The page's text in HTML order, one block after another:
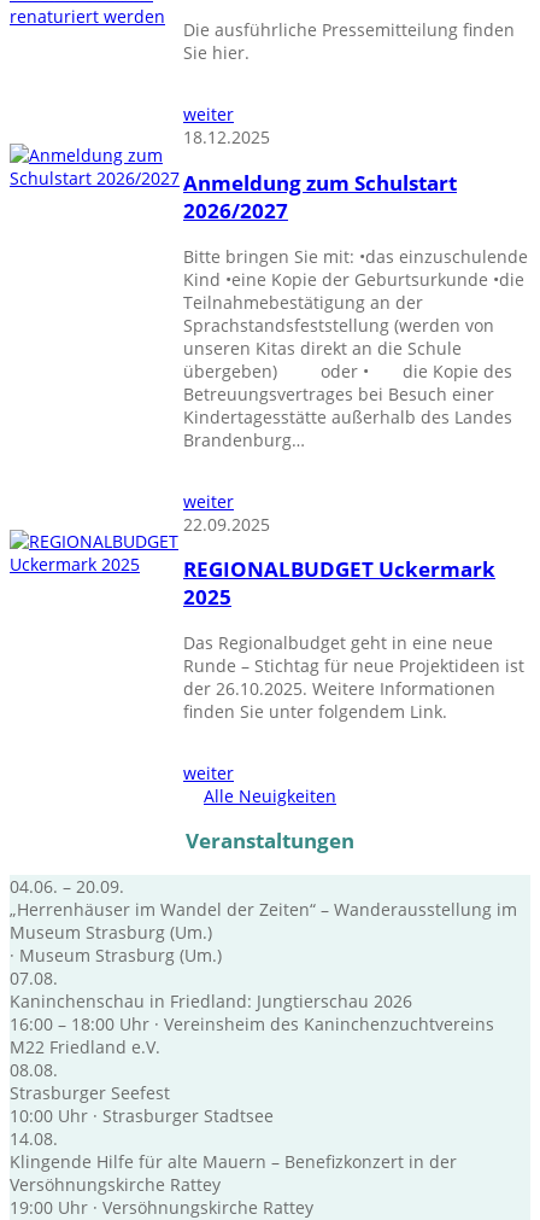
Die ausführliche Pressemitteilung finden
Sie hier.
weiter
18.12.2025
Anmeldung zum Schulstart
2026/2027
Bitte bringen Sie mit: •das einzuschulende
Kind •eine Kopie der Geburtsurkunde •die
Teilnahmebestätigung an der
Sprachstandsfeststellung (werden von
unseren Kitas direkt an die Schule
übergeben) oder • die Kopie des
Betreuungsvertrages bei Besuch einer
Kindertagesstätte außerhalb des Landes
Brandenburg…
weiter
22.09.2025
REGIONALBUDGET Uckermark
2025
Das Regionalbudget geht in eine neue
Runde – Stichtag für neue Projektideen ist
der 26.10.2025. Weitere Informationen
finden Sie unter folgendem Link.
weiter
Alle Neuigkeiten
Veranstaltungen
04.06. – 20.09.
„Herrenhäuser im Wandel der Zeiten“ – Wanderausstellung im
Museum Strasburg (Um.)
· Museum Strasburg (Um.)
07.08.
Kaninchenschau in Friedland: Jungtierschau 2026
16:00 – 18:00 Uhr · Vereinsheim des Kaninchenzuchtvereins
M22 Friedland e.V.
08.08.
Strasburger Seefest
10:00 Uhr · Strasburger Stadtsee
14.08.
Klingende Hilfe für alte Mauern – Benefizkonzert in der
Versöhnungskirche Rattey
19:00 Uhr · Versöhnungskirche Rattey